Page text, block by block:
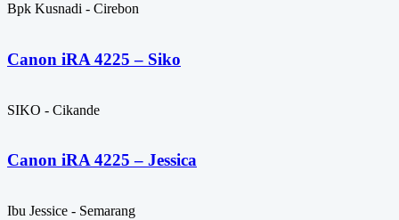
Bpk Kusnadi - Cirebon
Canon iRA 4225 – Siko
SIKO - Cikande
Canon iRA 4225 – Jessica
Ibu Jessice - Semarang